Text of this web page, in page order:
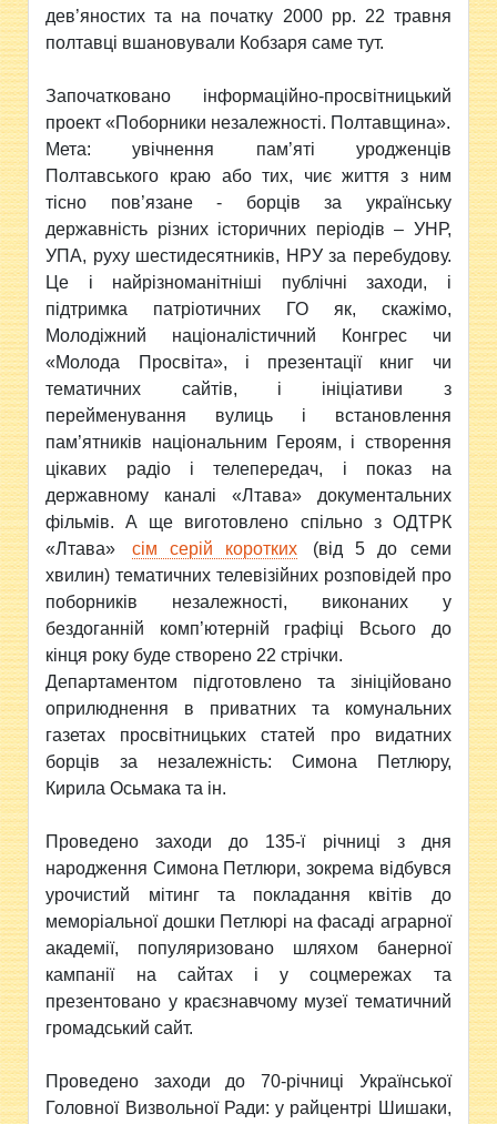
дев’яностих та на початку 2000 рр. 22 травня
полтавці вшановували Кобзаря саме тут.
Започатковано інформаційно-просвітницький
проект «Поборники незалежності. Полтавщина».
Мета: увічнення пам’яті уродженців
Полтавського краю або тих, чиє життя з ним
тісно пов’язане - борців за українську
державність різних історичних періодів – УНР,
УПА, руху шестидесятників, НРУ за перебудову.
Це і найрізноманітніші публічні заходи, і
підтримка патріотичних ГО як, скажімо,
Молодіжний націоналістичний Конгрес чи
«Молода Просвіта», і презентації книг чи
тематичних сайтів, і ініціативи з
перейменування вулиць і встановлення
пам’ятників національним Героям, і створення
цікавих радіо і телепередач, і показ на
державному каналі «Лтава» документальних
фільмів. А ще виготовлено спільно з ОДТРК
«Лтава»
сім серій коротких
(від 5 до семи
хвилин) тематичних телевізійних розповідей про
поборників незалежності, виконаних у
бездоганній комп’ютерній графіці Всього до
кінця року буде створено 22 стрічки.
Департаментом підготовлено та зініційовано
оприлюднення в приватних та комунальних
газетах просвітницьких статей про видатних
борців за незалежність: Симона Петлюру,
Кирила Осьмака та ін.
Проведено заходи до 135-ї річниці з дня
народження Симона Петлюри, зокрема відбувся
урочистий мітинг та покладання квітів до
меморіальної дошки Петлюрі на фасаді аграрної
академії, популяризовано шляхом банерної
кампанії на сайтах і у соцмережах та
презентовано у краєзнавчому музеї тематичний
громадський сайт.
Проведено заходи до 70-річниці Української
Головної Визвольної Ради: у райцентрі Шишаки,